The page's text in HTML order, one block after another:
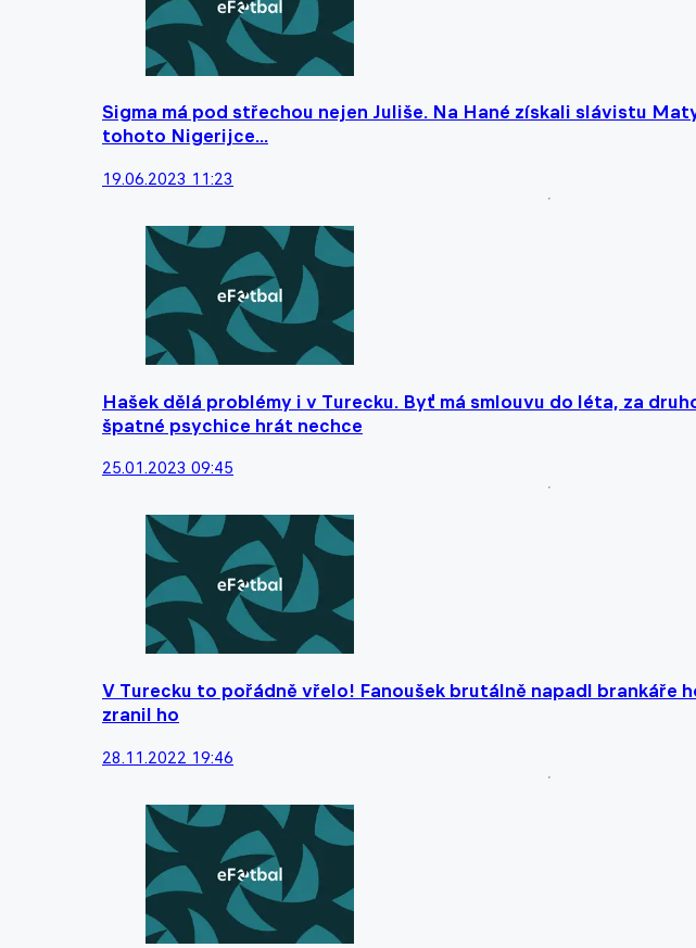
Sigma má pod střechou nejen Juliše. Na Hané získali slávistu
tohoto Nigerijce...
19.06.2023 11:23
Hašek dělá problémy i v Turecku. Byť má smlouvu do léta, za
špatné psychice hrát nechce
25.01.2023 09:45
V Turecku to pořádně vřelo! Fanoušek brutálně napadl brankáře
zranil ho
28.11.2022 19:46